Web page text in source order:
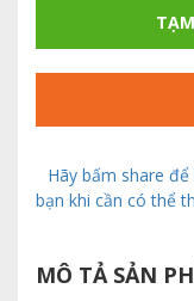
Hãy bấm share
bạn khi cần có thể
MÔ TẢ SẢN